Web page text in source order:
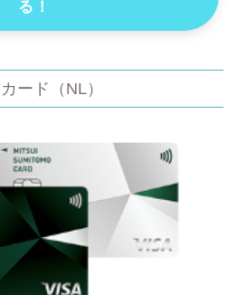
る！
ード（NL）